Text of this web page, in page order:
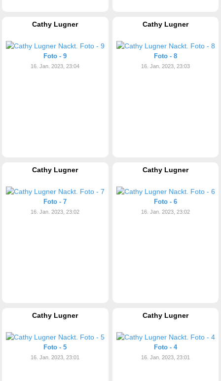
Cathy Lugner
Foto - 9
16. Jan. 2023, 23:04
Cathy Lugner
Foto - 8
16. Jan. 2023, 23:03
Cathy Lugner
Foto - 7
16. Jan. 2023, 23:02
Cathy Lugner
Foto - 6
16. Jan. 2023, 23:02
Cathy Lugner
Foto - 5
16. Jan. 2023, 23:01
Cathy Lugner
Foto - 4
16. Jan. 2023, 23:01